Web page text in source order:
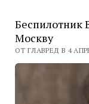
Беспилотник
Москву
ОТ ГЛАВРЕД В 4